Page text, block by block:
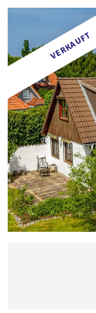
VERKAUFT